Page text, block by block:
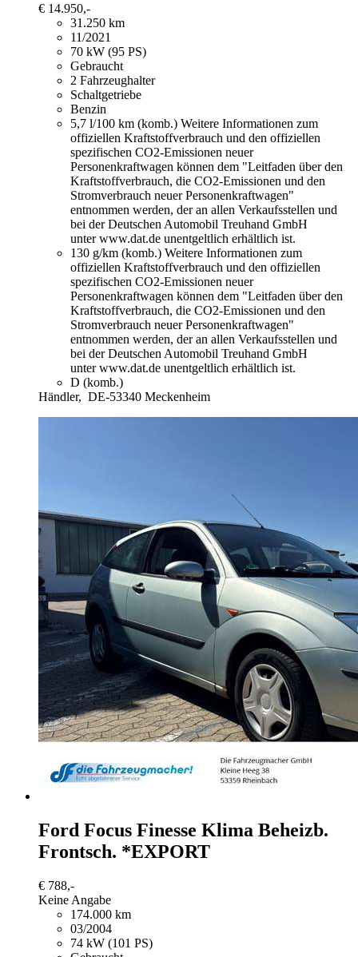
€ 14.950,-
31.250 km
11/2021
70 kW (95 PS)
Gebraucht
2 Fahrzeughalter
Schaltgetriebe
Benzin
5,7 l/100 km (komb.) Weitere Informationen zum
offiziellen Kraftstoffverbrauch und den offiziellen
spezifischen CO2-Emissionen neuer
Personenkraftwagen können dem "Leitfaden über den
Kraftstoffverbrauch, die CO2-Emissionen und den
Stromverbrauch neuer Personenkraftwagen"
entnommen werden, der an allen Verkaufsstellen und
bei der Deutschen Automobil Treuhand GmbH
unter www.dat.de unentgeltlich erhältlich ist.
130 g/km (komb.) Weitere Informationen zum
offiziellen Kraftstoffverbrauch und den offiziellen
spezifischen CO2-Emissionen neuer
Personenkraftwagen können dem "Leitfaden über den
Kraftstoffverbrauch, die CO2-Emissionen und den
Stromverbrauch neuer Personenkraftwagen"
entnommen werden, der an allen Verkaufsstellen und
bei der Deutschen Automobil Treuhand GmbH
unter www.dat.de unentgeltlich erhältlich ist.
D (komb.)
Händler, DE-53340 Meckenheim
Ford Focus Finesse Klima Beheizb.
Frontsch. *EXPORT
€ 788,-
Keine Angabe
174.000 km
03/2004
74 kW (101 PS)